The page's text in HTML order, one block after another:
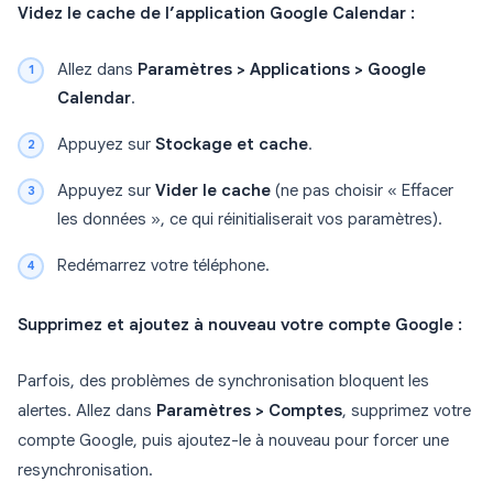
Videz le cache de l’application Google Calendar :
Allez dans Paramètres > Applications > Google
Calendar.
Appuyez sur Stockage et cache.
Appuyez sur Vider le cache (ne pas choisir « Effacer
les données », ce qui réinitialiserait vos paramètres).
Redémarrez votre téléphone.
Supprimez et ajoutez à nouveau votre compte Google :
Parfois, des problèmes de synchronisation bloquent les
alertes. Allez dans Paramètres > Comptes, supprimez votre
compte Google, puis ajoutez-le à nouveau pour forcer une
resynchronisation.